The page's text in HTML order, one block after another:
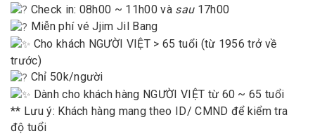
Check in: 08h00 ~ 11h00 và sau 17h00
Miễn phí vé Jjim Jil Bang
Cho khách NGƯỜI VIỆT > 65 tuổi (từ 1956 trở về
trước)
Chỉ 50k/người
Dành cho khách hàng NGƯỜI VIỆT từ 60 ~ 65 tuổi
** Lưu ý: Khách hàng mang theo ID/ CMND để kiểm tra
độ tuổi